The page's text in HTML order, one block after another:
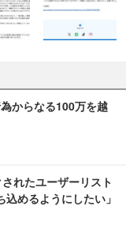
からなる100万を越
れたユーザーリスト
めるようにしたい」